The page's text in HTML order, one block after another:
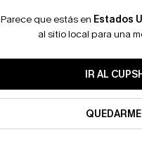
Parece que estás en Estados
al sitio local para una
IR AL